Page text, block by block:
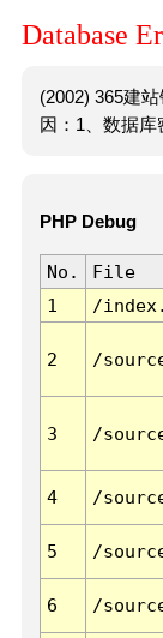
Database
(2002) 365建
因：1、数据库
PHP Debug
No. File
1
/
2 /
3 /
4 /
5 /
6 /